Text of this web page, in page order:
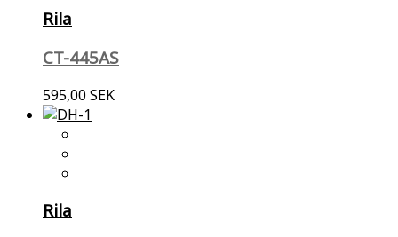
Rila
CT-445AS
595,00 SEK
Rila